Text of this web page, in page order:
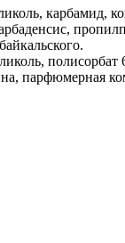
карбамид,
парфюмерная